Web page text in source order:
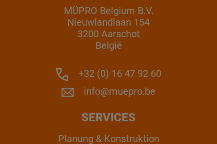
MÜPRO Belgium B.V.
Nieuwlandlaan 154
3200 Aarschot
België
+32 (0) 16 47 92 60
info@muepro.be
SERVICES
Planung & Konstruktion